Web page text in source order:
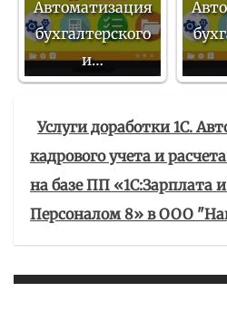
Автоматизация
бухгалтерского
и…
Услуги доработки 1С.
кадрового учета и
на базе ПП «1С:Зарплата
Персоналом 8» в ООО